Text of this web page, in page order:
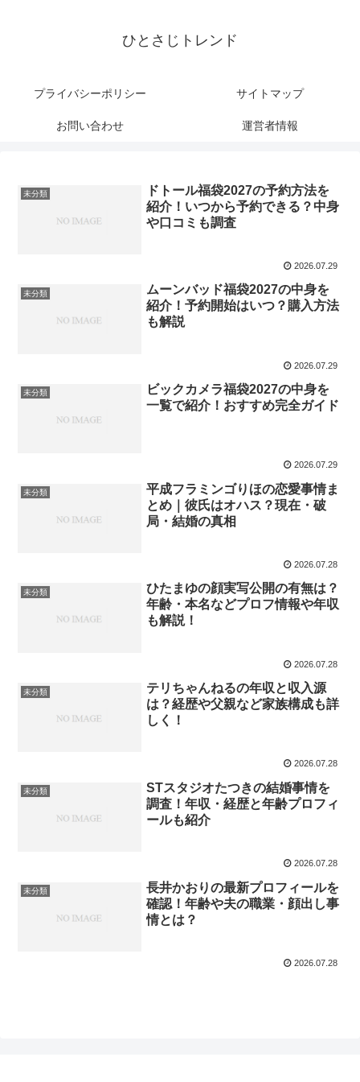
ひとさじトレンド
プライバシーポリシー サイトマップ
お問い合わせ 運営者情報
未分類
ドトール福袋2027の予約方法を
紹介！いつから予約できる？中身
や口コミも調査
2026.07.29
未分類
ムーンバッド福袋2027の中身を
紹介！予約開始はいつ？購入方法
も解説
2026.07.29
未分類
ビックカメラ福袋2027の中身を
一覧で紹介！おすすめ完全ガイド
2026.07.29
未分類
平成フラミンゴりほの恋愛事情ま
とめ｜彼氏はオハス？現在・破
局・結婚の真相
2026.07.28
未分類
ひたまゆの顔実写公開の有無は？
年齢・本名などプロフ情報や年収
も解説！
2026.07.28
未分類
テリちゃんねるの年収と収入源
は？経歴や父親など家族構成も詳
しく！
2026.07.28
未分類
STスタジオたつきの結婚事情を
調査！年収・経歴と年齢プロフィ
ールも紹介
2026.07.28
未分類
長井かおりの最新プロフィールを
確認！年齢や夫の職業・顔出し事
情とは？
2026.07.28